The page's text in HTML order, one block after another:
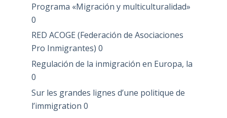
Programa «Migración y multiculturalidad»
0
RED ACOGE (Federación de Asociaciones
Pro Inmigrantes) 0
Regulación de la inmigración en Europa, la
0
Sur les grandes lignes d’une politique de
l’immigration 0